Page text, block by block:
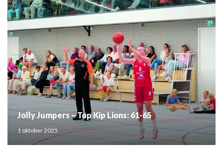
Jolly Jumpers – Top Kip Lions: 61-65
1 oktober 2025